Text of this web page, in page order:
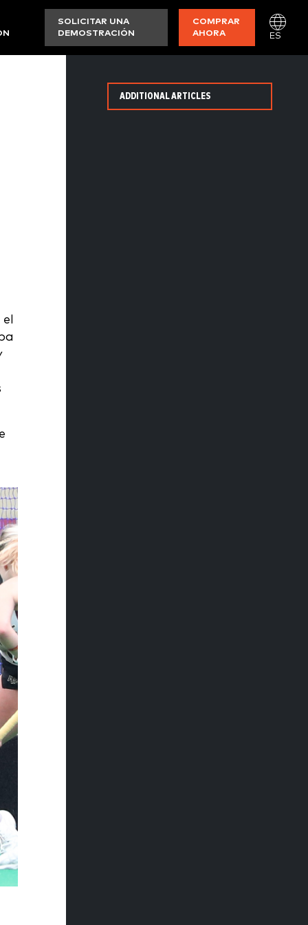
SOLICITAR UNA
DEMOSTRACIÓN
COMPRAR
AHORA
ES
ADDITIONAL ARTICLES